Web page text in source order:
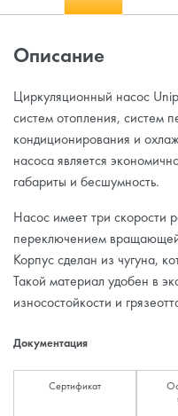
Описание
Циркуляционный насос
систем отопления, систем
кондиционирования и
насоса является
габариты и бесшумность.
Насос имеет три скорости
переключением
Корпус сделан из чугуна,
Такой материал удобен в
износостойкости и
Документация
Сертификат